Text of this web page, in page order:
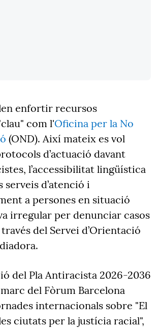
enfortir recursos
com l'Oficina per la No
(OND). Així mateix es vol
d’actuació davant
l’accessibilitat lingüística
d’atenció i
a persones en situació
irregular per denunciar casos
del Servei d’Orientació
del Pla Antiracista 2026-2036
del Fòrum Barcelona
internacionals sobre "El
ciutats per la justícia racial",